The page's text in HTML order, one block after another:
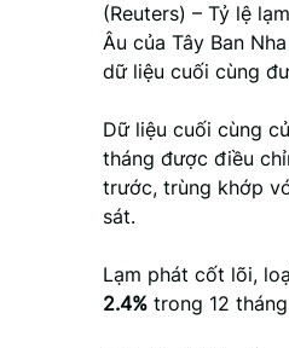
(Reuters) – Tỷ lệ
Âu của Tây Ban
dữ liệu cuối cùng
Dữ liệu cuối cùng
tháng được điều
trước, trùng khớp
sát.
Lạm phát cốt lõi,
2.4% trong 12